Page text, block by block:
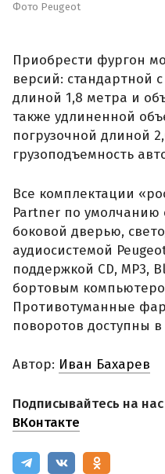
Фото Peugeot
Приобрести фургон
версий: стандартной
длиной 1,8 метра и
также удлиненной
погрузочной длиной
грузоподъемность
Все комплектации
Partner по умолчанию
боковой дверью,
аудиосистемой
поддержкой CD, MP3,
бортовым
Противотуманные
поворотов доступны
Автор: Иван Бахарев
Подписывайтесь на
ВКонтакте